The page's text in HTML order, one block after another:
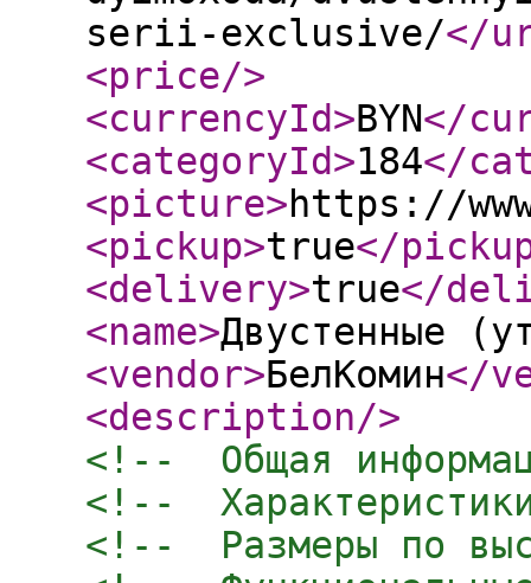
serii-exclusive/</
<price/>
<currencyId>BYN</
<categoryId>184</
<picture>https://
<pickup>true</
<delivery>true</
<name>Двустенные
<vendor>БелКомин</
<description/>
<!--  Общая
<!--
<!--  Размеры по